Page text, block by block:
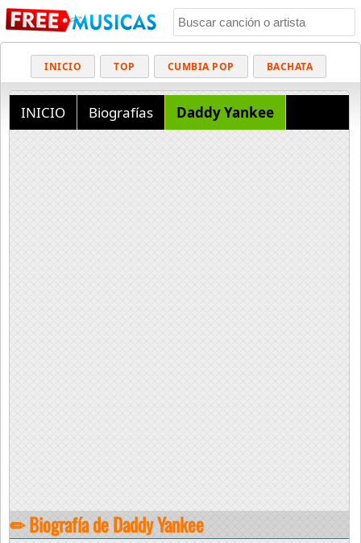
INICIO TOP CUMBIA POP BACHATA
POP MUSICA CRISTIANA REGGAETON
BALADAS ALTERNATIVO ELECTRÓNICA
INICIO Biografías Daddy Yankee
✏ Biografía de Daddy Yankee